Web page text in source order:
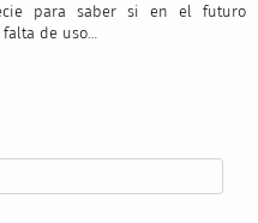
para saber si en el futuro
de uso…